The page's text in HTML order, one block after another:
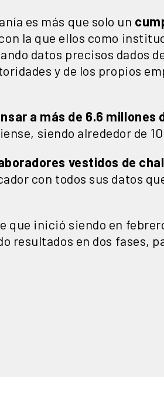
es más que solo un
la que ellos como
datos precisos dados
y de los propios
a más de 6.6 millones
siendo alrededor de
vestidos de
con todos sus datos
que inició siendo en
resultados en dos fases,